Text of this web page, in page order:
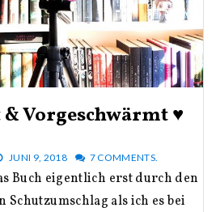
Vorgeschwärmt ♥
JUNI 9, 2018 7 COMMENTS.
als ich es bei